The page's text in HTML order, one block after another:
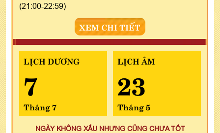
(21:00-22:59)
XEM CHI TIẾT
LỊCH DƯƠNG
7
Tháng 7
LỊCH ÂM
23
Tháng 5
NGÀY KHÔNG XẤU NHƯNG CŨNG CHƯA TỐT